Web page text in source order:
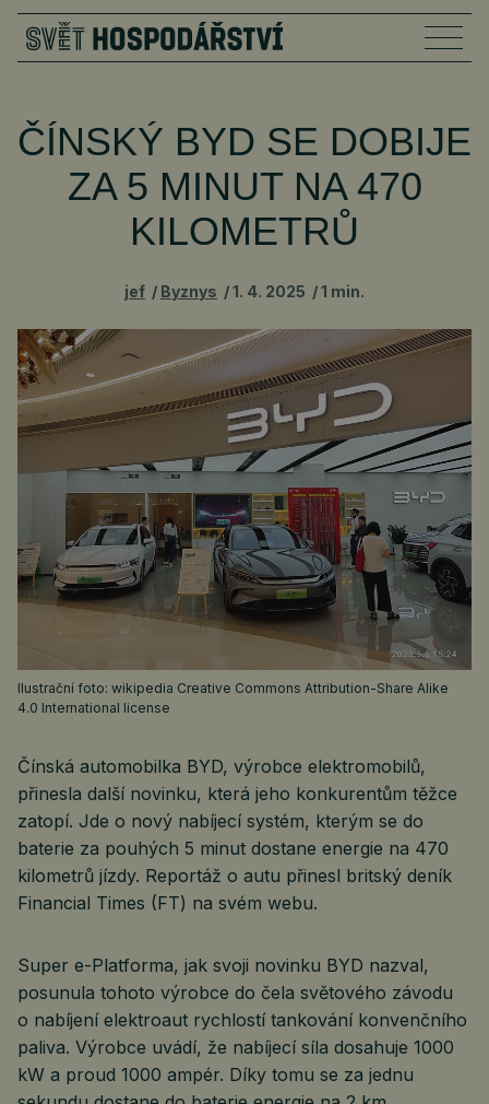
ČÍNSKÝ BYD SE DOBIJE
ZA 5 MINUT NA 470
KILOMETRŮ
jef Byznys 1. 4. 2025 1 min.
Ilustrační foto: wikipedia Creative Commons Attribution-Share Alike
4.0 International license
Čínská automobilka BYD, výrobce elektromobilů,
přinesla další novinku, která jeho konkurentům těžce
zatopí. Jde o nový nabíjecí systém, kterým se do
baterie za pouhých 5 minut dostane energie na 470
kilometrů jízdy. Reportáž o autu přinesl britský deník
Financial Times (FT) na svém webu.
Super e-Platforma, jak svoji novinku BYD nazval,
posunula tohoto výrobce do čela světového závodu
o nabíjení elektroaut rychlostí tankování konvenčního
paliva. Výrobce uvádí, že nabíjecí síla dosahuje 1000
kW a proud 1000 ampér. Díky tomu se za jednu